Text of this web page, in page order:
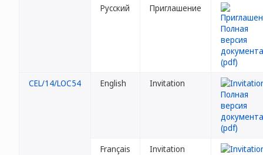
Русский Приглашение
CEL/14/LOC54 English Invitation
Français Invitation